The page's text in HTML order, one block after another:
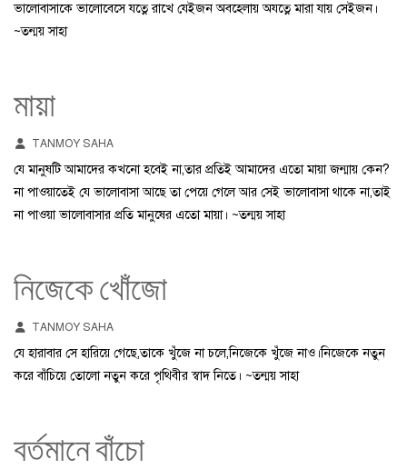
ভালোবাসাকে ভালোবেসে যত্নে রাখে যেইজন অবহেলায় অযত্নে মারা যায় সেইজন।
~তন্ময় সাহা
মায়া
TANMOY SAHA
যে মানুষটি আমাদের কখনো হবেই না,তার প্রতিই আমাদের এতো মায়া জন্মায় কেন?
না পাওয়াতেই যে ভালোবাসা আছে তা পেয়ে গেলে আর সেই ভালোবাসা থাকে না,তাই
না পাওয়া ভালোবাসার প্রতি মানুষের এতো মায়া। ~তন্ময় সাহা
নিজেকে খোঁজো
TANMOY SAHA
যে হারাবার সে হারিয়ে গেছে,তাকে খুঁজে না চলে,নিজেকে খুঁজে নাও।নিজেকে নতুন
করে বাঁচিয়ে তোলো নতুন করে পৃথিবীর স্বাদ নিতে। ~তন্ময় সাহা
বর্তমানে বাঁচো